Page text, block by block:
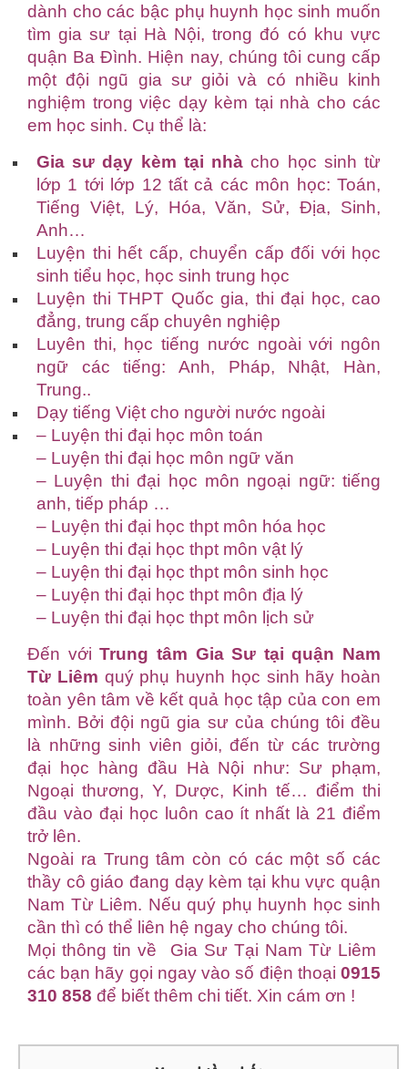
dành cho các bậc phụ huynh học sinh muốn
tìm gia sư tại Hà Nội, trong đó có khu vực
quận Ba Đình. Hiện nay, chúng tôi cung cấp
một đội ngũ gia sư giỏi và có nhiều kinh
nghiệm trong việc dạy kèm tại nhà cho các
em học sinh. Cụ thể là:
Gia sư dạy kèm tại nhà cho học sinh từ
lớp 1 tới lớp 12 tất cả các môn học: Toán,
Tiếng Việt, Lý, Hóa, Văn, Sử, Địa, Sinh,
Anh…
Luyện thi hết cấp, chuyển cấp đối với học
sinh tiểu học, học sinh trung học
Luyện thi THPT Quốc gia, thi đại học, cao
đẳng, trung cấp chuyên nghiệp
Luyên thi, học tiếng nước ngoài với ngôn
ngữ các tiếng: Anh, Pháp, Nhật, Hàn,
Trung..
Dạy tiếng Việt cho người nước ngoài
– Luyện thi đại học môn toán
– Luyện thi đại học môn ngữ văn
– Luyện thi đại học môn ngoại ngữ: tiếng
anh, tiếp pháp …
– Luyện thi đại học thpt môn hóa học
– Luyện thi đại học thpt môn vật lý
– Luyện thi đại học thpt môn sinh học
– Luyện thi đại học thpt môn địa lý
– Luyện thi đại học thpt môn lịch sử
Đến vớiTrung tâm Gia Sư tại quận Nam
Từ Liêm quý phụ huynh học sinh hãy hoàn
toàn yên tâm về kết quả học tập của con em
mình. Bởi đội ngũ gia sư của chúng tôi đều
là những sinh viên giỏi, đến từ các trường
đại học hàng đầu Hà Nội như: Sư phạm,
Ngoại thương, Y, Dược, Kinh tế… điểm thi
đầu vào đại học luôn cao ít nhất là 21 điểm
trở lên.
Ngoài ra Trung tâm còn có các một số các
thầy cô giáo đang dạy kèm tại khu vực quận
Nam Từ Liêm. Nếu quý phụ huynh học sinh
cần thì có thể liên hệ ngay cho chúng tôi.
Mọi thông tin về Gia Sư Tại Nam Từ Liêm
các bạn hãy gọi ngay vào số điện thoại 0915
310 858 để biết thêm chi tiết. Xin cám ơn !